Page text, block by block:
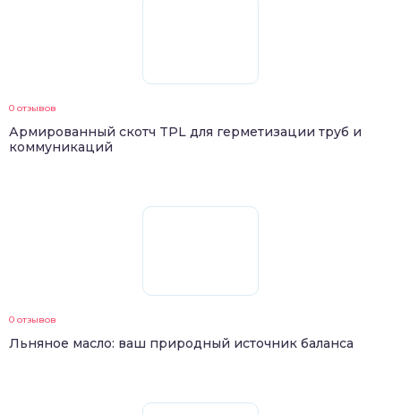
0 отзывов
Армированный скотч TPL для герметизации труб и
коммуникаций
0 отзывов
Льняное масло: ваш природный источник баланса